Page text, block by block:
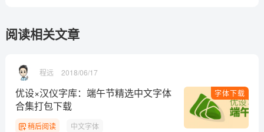
阅读相关文章
程远 2018/06/17
字体下载
优设×汉仪字库：端午节精选中文字体
合集打包下载
稍后阅读 中文字体